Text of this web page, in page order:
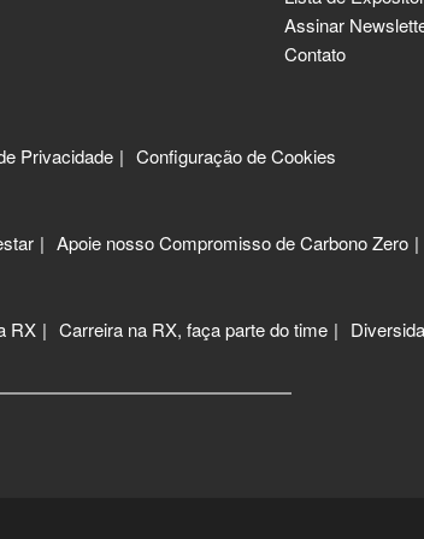
Assinar
Contato
Privacidade Configuração de Cookies
Apoie nosso Compromisso de Carbono Zero
RX Carreira na RX, faça parte do time